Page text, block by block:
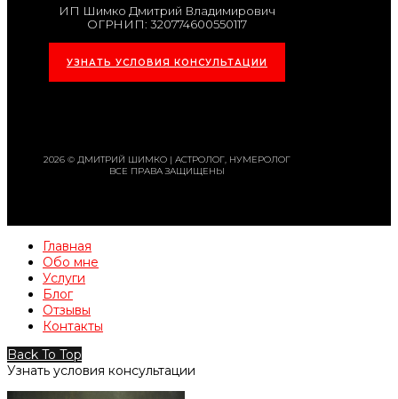
ИП Шимко Дмитрий Владимирович
ОГРНИП: 320774600550117
УЗНАТЬ УСЛОВИЯ КОНСУЛЬТАЦИИ
2026 © ДМИТРИЙ ШИМКО | АСТРОЛОГ, НУМЕРОЛОГ
ВСЕ ПРАВА ЗАЩИЩЕНЫ
Главная
Обо мне
Услуги
Блог
Отзывы
Контакты
Back To Top
Узнать условия консультации